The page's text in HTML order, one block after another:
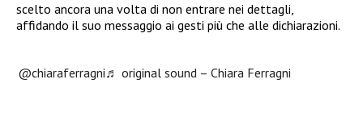
scelto ancora una volta di non entrare nei dettagli,
affidando il suo messaggio ai gesti più che alle dichiarazioni.
@chiaraferragni♬ original sound – Chiara Ferragni